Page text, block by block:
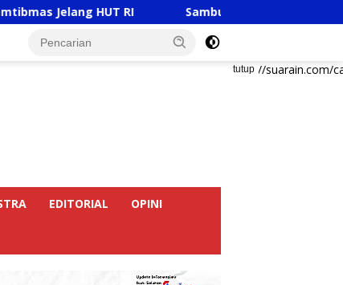
HUT RI Sambut HUT RI Ke-81, Ricky Anthony
tutup
https://suarain.com/
EDITORIAL OPINI